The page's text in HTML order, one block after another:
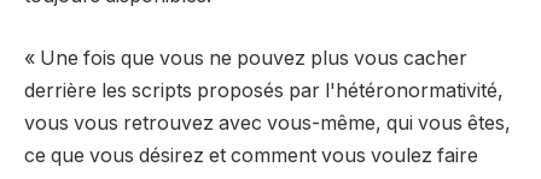
« Une fois que vous ne pouvez plus vous cacher
derrière les scripts proposés par l'hétéronormativité,
vous vous retrouvez avec vous-même, qui vous êtes,
ce que vous désirez et comment vous voulez faire